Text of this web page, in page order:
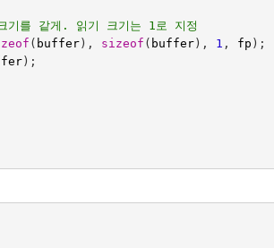
를 같게. 읽기 크기는 1로 지정
( buffer), sizeof ( buffer), 1 , fp );
);